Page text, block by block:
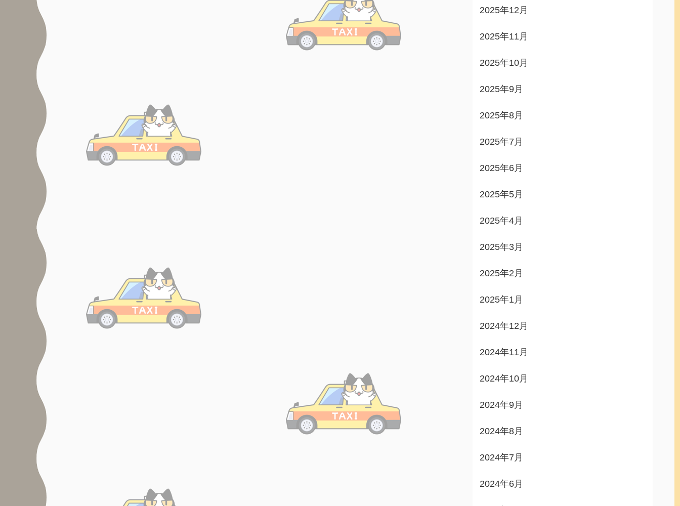
2025年12月
2025年11月
2025年10月
2025年9月
2025年8月
2025年7月
2025年6月
2025年5月
2025年4月
2025年3月
2025年2月
2025年1月
2024年12月
2024年11月
2024年10月
2024年9月
2024年8月
2024年7月
2024年6月